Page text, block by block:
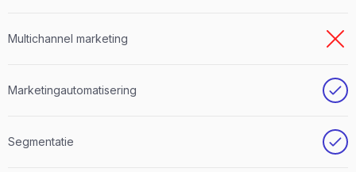
Multichannel marketing
Marketingautomatisering
Segmentatie